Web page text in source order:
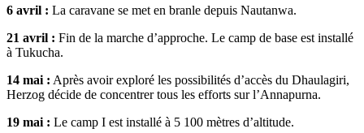
6 avril : La caravane se met en branle depuis Nautanwa.
21 avril : Fin de la marche d’approche. Le camp de base est installé
à Tukucha.
14 mai : Après avoir exploré les possibilités d’accès du Dhaulagiri,
Herzog décide de concentrer tous les efforts sur l’Annapurna.
19 mai : Le camp I est installé à 5 100 mètres d’altitude.